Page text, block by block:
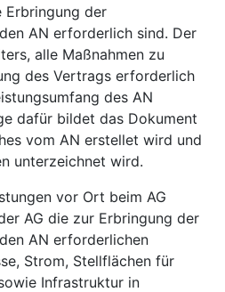
Erbringung der
AN erforderlich sind. Der
alle Maßnahmen zu
des Vertrags erforderlich
des AN
dafür bildet das Dokument
vom AN erstellet wird und
unterzeichnet wird.
vor Ort beim AG
AG die zur Erbringung der
AN erforderlichen
Strom, Stellflächen für
Infrastruktur in